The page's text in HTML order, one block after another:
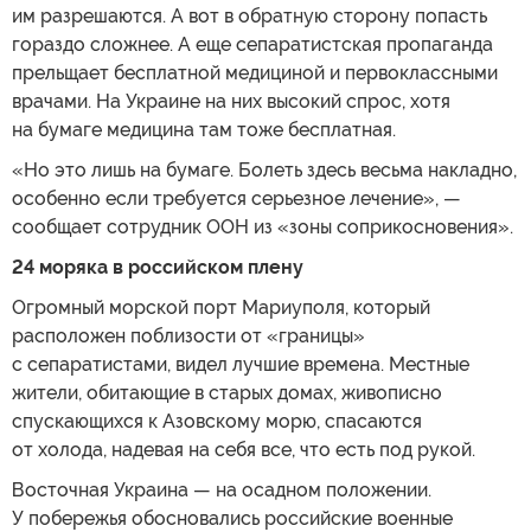
им разрешаются. А вот в обратную сторону попасть
гораздо сложнее. А еще сепаратистская пропаганда
прельщает бесплатной медициной и первоклассными
врачами. На Украине на них высокий спрос, хотя
на бумаге медицина там тоже бесплатная.
«Но это лишь на бумаге. Болеть здесь весьма накладно,
особенно если требуется серьезное лечение», —
сообщает сотрудник ООН из «зоны соприкосновения».
24 моряка в российском плену
Огромный морской порт Мариуполя, который
расположен поблизости от «границы»
с сепаратистами, видел лучшие времена. Местные
жители, обитающие в старых домах, живописно
спускающихся к Азовскому морю, спасаются
от холода, надевая на себя все, что есть под рукой.
Восточная Украина — на осадном положении.
У побережья обосновались российские военные